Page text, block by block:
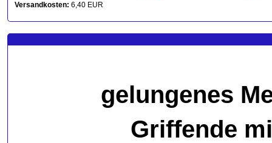
Versandkosten: 6,40 EUR
gelungenes
Griffende